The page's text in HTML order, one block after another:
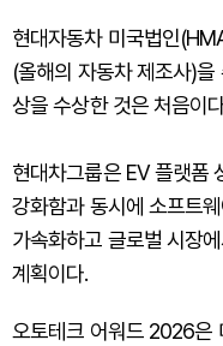
현대자동차 미국법인
(올해의 자동차 제조사)을
상을 수상한 것은 처음이
현대차그룹은 EV 플랫폼
강화함과 동시에 소프트
가속화하고 글로벌 시장
계획이다.
오토테크 어워드 2026은